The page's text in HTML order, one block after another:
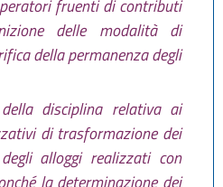
fruenti di contributi
delle modalità di
della permanenza degli
disciplina relativa ai
di trasformazione dei
alloggi realizzati con
la determinazione dei